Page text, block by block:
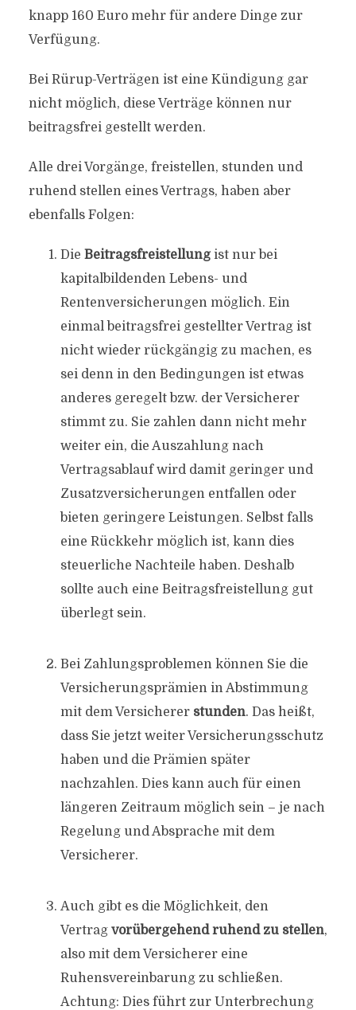
knapp 160 Euro mehr für andere Dinge zur
Verfügung.
Bei Rürup-Verträgen ist eine Kündigung gar
nicht möglich, diese Verträge können nur
beitragsfrei gestellt werden.
Alle drei Vorgänge, freistellen, stunden und
ruhend stellen eines Vertrags, haben aber
ebenfalls Folgen:
Die Beitragsfreistellungist nur bei
kapitalbildenden Lebens- und
Rentenversicherungen möglich. Ein
einmal beitragsfrei gestellter Vertrag ist
nicht wieder rückgängig zu machen, es
sei denn in den Bedingungen ist etwas
anderes geregelt bzw. der Versicherer
stimmt zu. Sie zahlen dann nicht mehr
weiter ein, die Auszahlung nach
Vertragsablauf wird damit geringer und
Zusatzversicherungen entfallen oder
bieten geringere Leistungen. Selbst falls
eine Rückkehr möglich ist, kann dies
steuerliche Nachteile haben. Deshalb
sollte auch eine Beitragsfreistellung gut
überlegt sein.
Bei Zahlungsproblemen können Sie die
Versicherungsprämien in Abstimmung
mit dem Versicherer stunden. Das heißt,
dass Sie jetzt weiter Versicherungsschutz
haben und die Prämien später
nachzahlen. Dies kann auch für einen
längeren Zeitraum möglich sein – je nach
Regelung und Absprache mit dem
Versicherer.
Auch gibt es die Möglichkeit, den
Vertrag vorübergehend ruhend zu stellen,
also mit dem Versicherer eine
Ruhensvereinbarung zu schließen.
Achtung: Dies führt zur Unterbrechung